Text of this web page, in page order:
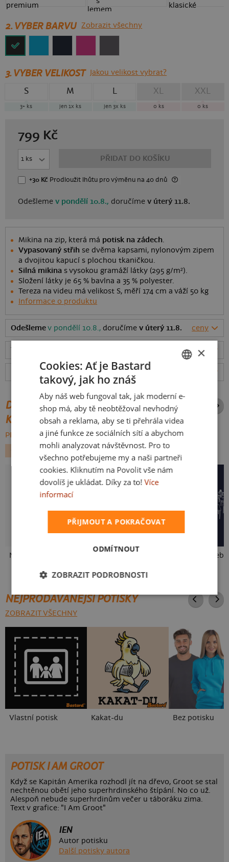
2. VYBER BARVU Zobrazit všechny
3.VYBER VELIKOST Jakou velikost vybrat?
S
3+ ks
M
jen 1x ks
L
jen 3x ks
XL
0 ks
XXL
0 ks
799 Kč
PŘIDAT DO KOŠÍKU
+30 Kč Prodloužit lhůtupro výměnu na 40 dnů
Odešlemev pondělí 10.8., doručímev úterý 11.8.
Mikina na zip, která má potisk na zádech.
Vypasovaný střih se dvěma kapsami, nylonovým zipem
a dvojitou kapucí s plochou tkaničkou.
Silná mikina s vysokou gramáží látky (295 g/m²).
Složení látky je 65 % bavlna a 35 % polyester.
Tereza na videu má velikost S, měří 174 cm a váží 50 kg
Informace o produktu
Odešlemev pondělí 10.8., doručímev úterý 11.8. ceny
rozměry
Hodnocení: 4.96 25recenzí)
DALŠÍ POTISKY ZE STEJNÉ
KATEGORIE
PROCHÁZET VŠE:
FILMY A SERIÁLY SUPERHRDINOVÉ
Neklidný bez piva
NEJPRODÁVANĚJŠÍ POTISKY
ZOBRAZIT VŠECHNY
Vlastní potisk Kakat-du Bez potisku
POTISK I AM GROOT
Když se Kapitán Amerika rozhodl jít na dřevo, Groot se stal
nechtěnou obětí jeho superhrdinského štípání. No co už.
Alespoň nebude superhrdinům večer u táboráku zima.
Text v grafice: "I Am Groot"
IEN
Autor potisku
Další potisky autora
SLOVAK
×
Cookies: Ať je Bastard
takový, jak ho znáš
Aby náš web fungoval tak, jak moderní e-
shop má, aby tě neobtěžoval nevhodný
obsah a reklama, aby se ti přehrála videa
a jiné funkce ze sociálních sítí a abychom
mohli analyzovat návštěvnost. Pro to
všechno potřebujeme my a naši partneři
cookies. Kliknutím na Povolit vše nám
dovolíš je ukládat. Díky za to! Více
informací
PŘIJMOUT A POKRAČOVAT
ODMÍTNOUT
ZOBRAZIT PODROBNOSTI